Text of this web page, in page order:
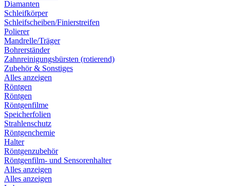
Diamanten
Schleifkörper
Schleifscheiben/Finierstreifen
Polierer
Mandrelle/Träger
Bohrerständer
Zahnreinigungsbürsten (rotierend)
Zubehör & Sonstiges
Alles anzeigen
Röntgen
Röntgen
Röntgenfilme
Speicherfolien
Strahlenschutz
Röntgenchemie
Halter
Röntgenzubehör
Röntgenfilm- und Sensorenhalter
Alles anzeigen
Alles anzeigen